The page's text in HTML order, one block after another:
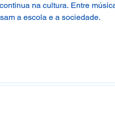
na cultura. Entre
a escola e a sociedade.